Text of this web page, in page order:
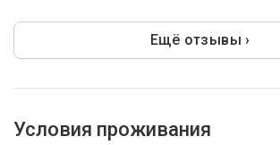
Ещё отзывы ›
Условия проживания